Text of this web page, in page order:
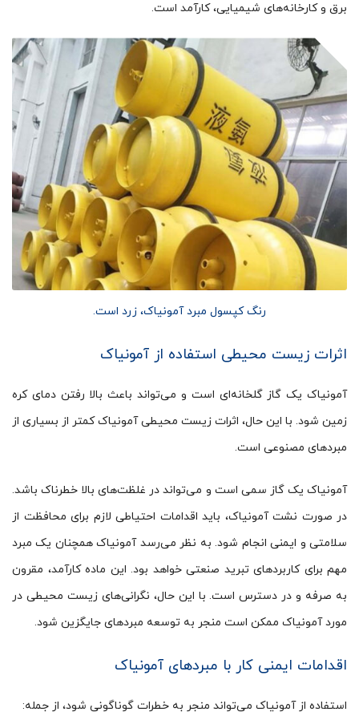
برق و کارخانه‌های شیمیایی، کارآمد است.
رنگ کپسول مبرد آمونیاک، زرد است.
اثرات زیست محیطی استفاده از آمونیاک
آمونیاک یک گاز گلخانه‌ای است و می‌تواند باعث بالا رفتن دمای کره
زمین شود. با این حال، اثرات زیست محیطی آمونیاک کمتر از بسیاری از
مبردهای مصنوعی است.
آمونیاک یک گاز سمی است و می‌تواند در غلظت‌های بالا خطرناک باشد.
در صورت نشت آمونیاک، باید اقدامات احتیاطی لازم برای محافظت از
سلامتی و ایمنی انجام شود. به نظر می‌رسد آمونیاک همچنان یک مبرد
مهم برای کاربردهای تبرید صنعتی خواهد بود. این ماده کارآمد، مقرون
به صرفه و در دسترس است. با این حال، نگرانی‌های زیست محیطی در
مورد آمونیاک ممکن است منجر به توسعه مبردهای جایگزین شود.
اقدامات ایمنی کار با مبردهای آمونیاک
استفاده از آمونیاک می‌تواند منجر به خطرات گوناگونی شود، از جمله: